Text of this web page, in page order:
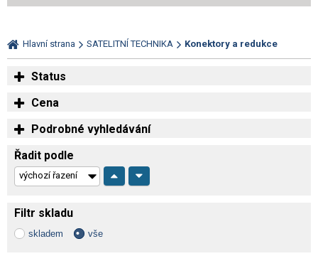
Hlavní strana SATELITNÍ TECHNIKA Konektory a redukce
Status
Cena
Podrobné vyhledávání
Řadit podle
Filtr skladu
skladem vše